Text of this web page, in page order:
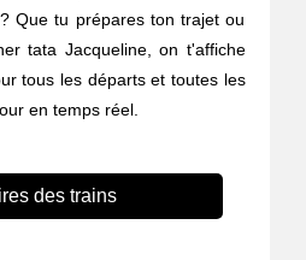
Que tu prépares ton trajet ou
tata Jacqueline, on t'affiche
tous les départs et toutes les
en temps réel.
des trains